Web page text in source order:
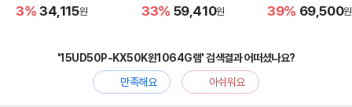
3% 34,115원 33% 59,410원 39% 69,500원
'15UD50P-KX50K윈1064G램' 검색결과 어떠셨나요?
만족해요
아쉬워요